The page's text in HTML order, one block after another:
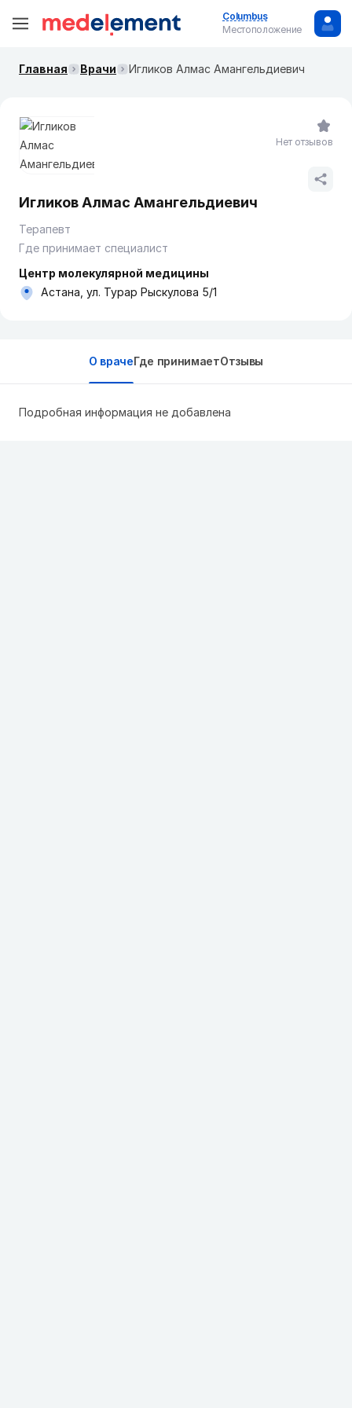
Columbus
Местоположение
Главная Врачи Игликов Алмас Амангельдиевич
Игликов Алмас Амангельдиевич
Терапевт
Где принимает специалист
Центр молекулярной медицины
Астана, ул. Турар Рыскулова 5/1
Нет отзывов
О врачеГде принимаетОтзывы
Подробная информация не добавлена